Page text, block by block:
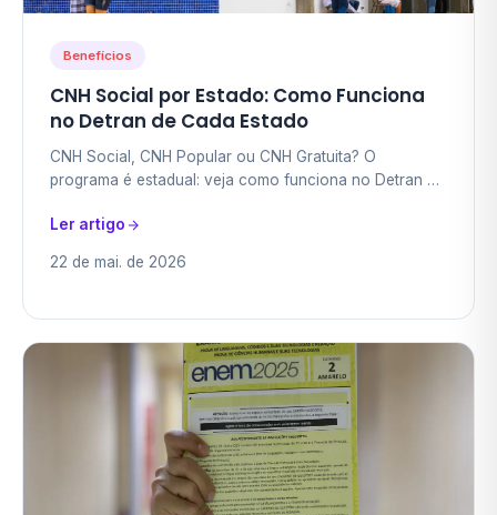
Benefícios
CNH Social por Estado: Como Funciona
no Detran de Cada Estado
CNH Social, CNH Popular ou CNH Gratuita? O
programa é estadual: veja como funciona no Detran de
Ler artigo
22 de mai. de 2026